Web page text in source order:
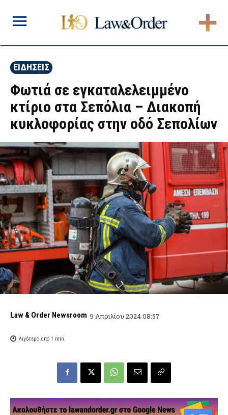
ΕΙΔΗΣΕΙΣ
Φωτιά σε εγκαταλελειμμένο
κτίριο στα Σεπόλια – Διακοπή
κυκλοφορίας στην οδό Σεπολίων
Law & Order Newsroom 9 Απριλίου 2024 08:57
Λιγότερο από 1 min.